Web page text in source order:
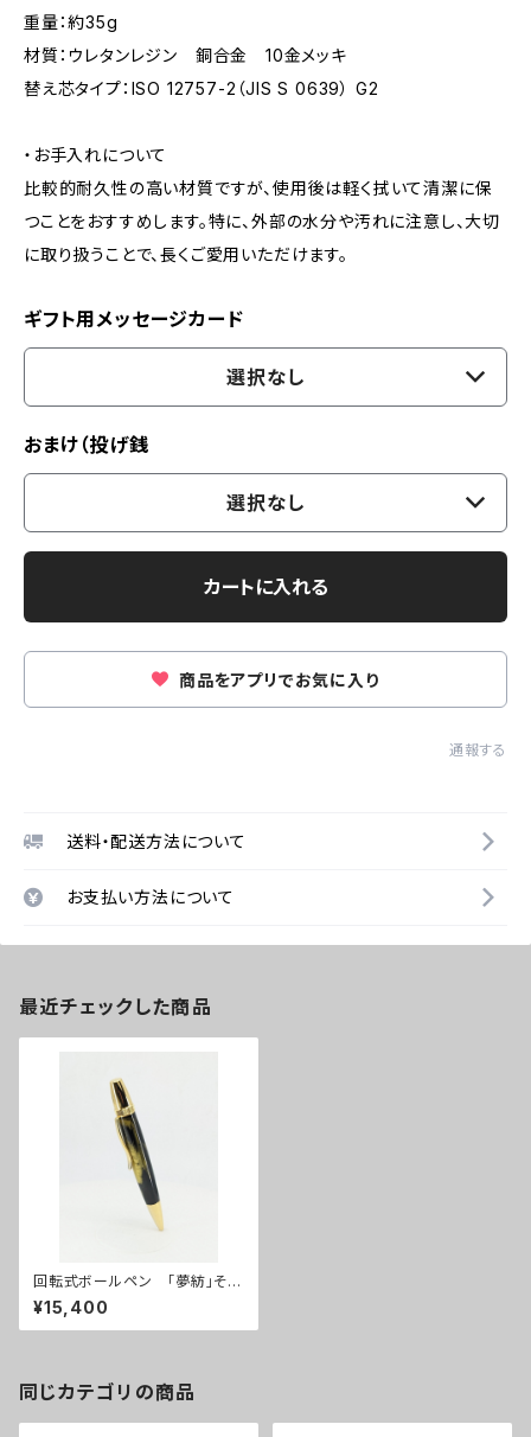
重量：約35g
材質：ウレタンレジン 銅合金 10金メッキ
替え芯タイプ：ISO 12757-2（JIS S 0639） G2
・お手入れについて
比較的耐久性の高い材質ですが、使用後は軽く拭いて清潔に保
つことをおすすめします。特に、外部の水分や汚れに注意し、大切
に取り扱うことで、長くご愛用いただけます。
ギフト用メッセージカード
選択なし
おまけ（投げ銭
選択なし
カートに入れる
商品をアプリでお気に入り
通報する
送料・配送方法について
お支払い方法について
最近チェックした商品
回転式ボールペン 「夢紡」その
５
¥15,400
同じカテゴリの商品